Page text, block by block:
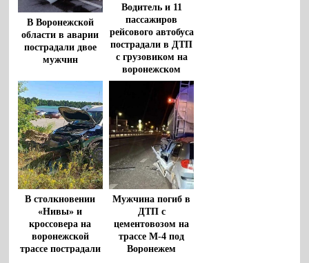
В Воронежской
области в аварии
пострадали двое
мужчин
Водитель и 11
пассажиров
рейсового автобуса
пострадали в ДТП
с грузовиком на
воронежском
участке М-4 «Дон»
В столкновении
«Нивы» и
кроссовера на
воронежской
трассе пострадали
Мужчина погиб в
ДТП с
цементовозом на
трассе М-4 под
Воронежем